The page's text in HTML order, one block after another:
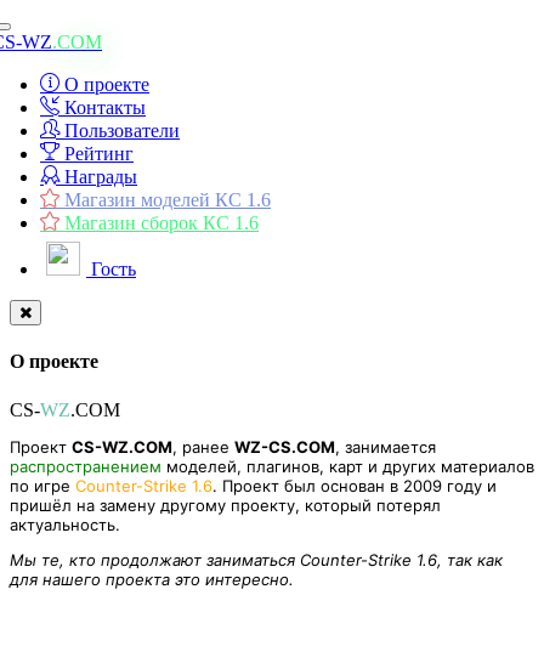
Toggle
navigation
WZ.COM
О проекте
Контакты
Пользователи
Рейтинг
Награды
Магазин моделей КС 1.6
Магазин сборок КС 1.6
Гость
О проекте
CS-WZ.COM
Проект CS-WZ.COM, ранее WZ-CS.COM, занимается
распространением моделей, плагинов, карт и других материалов
по игре Counter-Strike 1.6. Проект был основан в 2009 году и
пришёл на замену другому проекту, который потерял
актуальность.
Мы те, кто продолжают заниматься Counter-Strike 1.6, так как
для нашего проекта это интересно.